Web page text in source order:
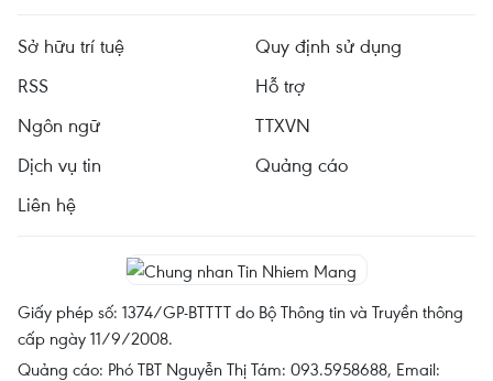
Sở hữu trí tuệ
Quy định sử dụng
RSS
Hỗ trợ
Ngôn ngữ
TTXVN
Dịch vụ tin
Quảng cáo
Liên hệ
Giấy phép số: 1374/GP-BTTTT do Bộ Thông tin và Truyền thông
cấp ngày 11/9/2008.
Quảng cáo: Phó TBT Nguyễn Thị Tám: 093.5958688, Email: